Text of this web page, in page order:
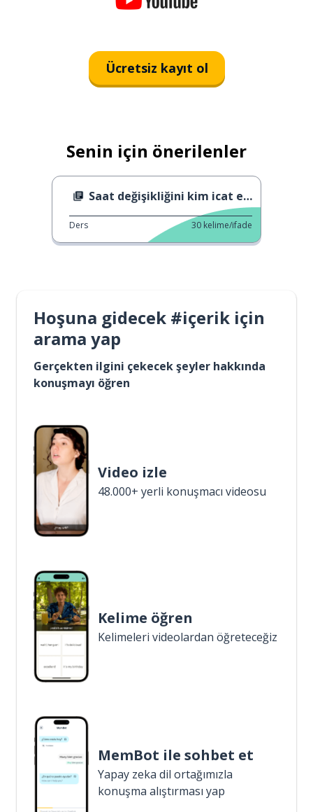
Ücretsiz kayıt ol
Senin için önerilenler
Saat değişikliğini kim icat etti?
Ders 30 kelime/ifade
Hoşuna gidecek #içerik için
arama yap
Gerçekten ilgini çekecek şeyler hakkında
konuşmayı öğren
Video izle
48.000+ yerli konuşmacı videosu
Kelime öğren
Kelimeleri videolardan öğreteceğiz
MemBot ile sohbet et
Yapay zeka dil ortağımızla
konuşma alıştırması yap